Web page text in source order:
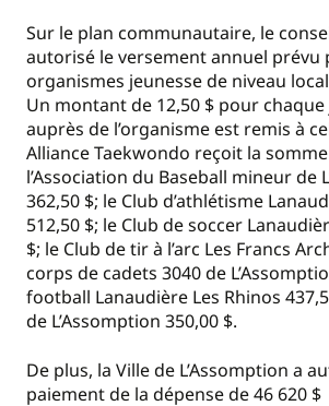
Sur le plan communautaire, le
autorisé le versement annuel prévu
organismes jeunesse de niveau
Un montant de 12,50 $ pour
auprès de l’organisme est remis à
Alliance Taekwondo reçoit la
l’Association du Baseball mineur de
362,50 $; le Club d’athlétisme
512,50 $; le Club de soccer
$; le Club de tir à l’arc Les Francs
corps de cadets 3040 de
football Lanaudière Les Rhinos
de L’Assomption 350,00 $.
De plus, la Ville de L’Assomption a
paiement de la dépense de 46 620